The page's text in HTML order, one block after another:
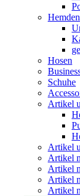
Hemden
Hosen
Schuhe
Artikel
Artikel
Artikel
Artikel
Artikel
Artikel